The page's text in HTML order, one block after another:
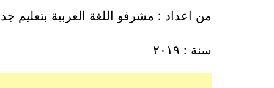
من اعداد : مشرفو اللغة العربية بتعليم
سنة : ٢٠١٩